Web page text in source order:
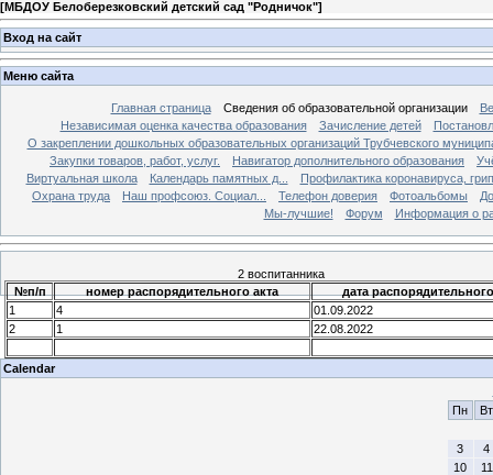
[МБДОУ Белоберезковский детский сад "Родничок"]
Вход на сайт
Меню сайта
Главная страница Сведения об образовательной организации
Независимая оценка качества образования
Зачисление детей
О закреплении дошкольных образовательных организаций Трубчевского
Закупки товаров, работ, услуг.
Навигатор дополнительного образования
Виртуальная школа
Календарь памятных д...
Профилактика коронавируса,
Охрана труда
Наш профсоюз. Социал... Телефон доверия Фотоальбомы
Мы-лучшие!
Форум Информация о
2 воспитанника
№п/п
номер распорядительного акта
дата
1
4
01.09.2022
2
1 22.08.2022
Calendar
Пн
Вт
3
4
10
11